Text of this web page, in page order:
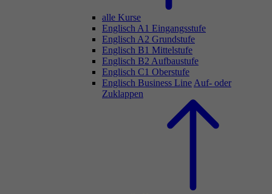
alle Kurse
Englisch A1 Eingangsstufe
Englisch A2 Grundstufe
Englisch B1 Mittelstufe
Englisch B2 Aufbaustufe
Englisch C1 Oberstufe
Englisch Business Line Auf- oder
Zuklappen